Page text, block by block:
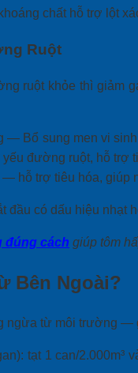
chất hỗ trợ lột
Ruột
ruột khỏe thì giảm
— Bổ sung men vi sinh
đường ruột, hỗ trợ
— hỗ trợ tiêu hóa, giúp
đầu có dấu hiệu
đúng cách giúp tôm
Bên Ngoài?
ngừa từ môi trường
tạt 1 can/